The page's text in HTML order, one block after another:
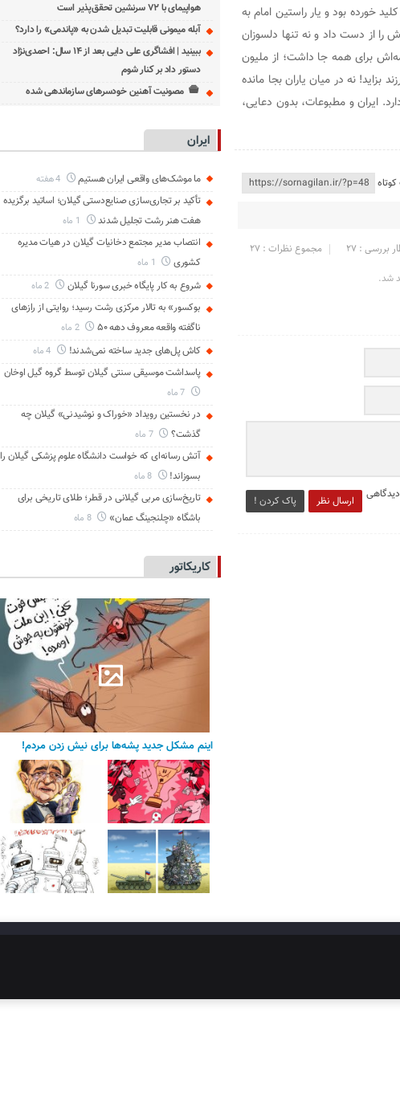
خورده بود و یار راستین امام به
از دست داد و نه تنها دلسوزان
برای همه جا داشت؛ از ملیون
بزاید! نه در میان یاران بجا مانده
ایران و مطبوعات، بدون دعایی،
مجموع نظرات : 27 بررسی : 27
شد.
ارسال نظر پاک کردن !
هواپیمای با ۷۲ سرنشین تحقق‌پذیر است
آبله میمونی قابلیت تبدیل شدن به «پاندمی» را دارد؟
ببینید | افشاگری علی دایی بعد از ۱۴ سال: احمدی‌نژاد
دستور داد بر کنار شوم
مصونیت آهنین خودسرهای سازماندهی شده
ایران
ما موشک‌های واقعی ایران هستیم 4 هفته
تأکید بر تجاری‌سازی صنایع‌دستی گیلان؛ اساتید برگزیده
هفت هنر رشت تجلیل شدند
انتصاب مدیر مجتمع دخانیات گیلان در هیات مدیره
کشوری
شروع به کار پایگاه خبری سورنا گیلان
بوکسور» به تالار مرکزی رشت رسید؛ روایتی از رازهای
ناگفته واقعه معروف دهه ۵۰
2 ماه
کاش پل‌های جدید ساخته نمی‌شدند!
پاسداشت موسیقی سنتی گیلان توسط گروه گیل اوخان
در نخستین رویداد «خوراک و نوشیدنی» گیلان چه
گذشت؟
7 ماه
آتش رسانه‌ای که خواست دانشگاه علوم پزشکی گیلان را
بسوزاند!
8 ماه
تاریخ‌سازی مربی گیلانی در قطر؛ طلای تاریخی برای
باشگاه «چلنجینگ عمان»
8 ماه
کاریکاتور
اینم مشکل جدید پشه‌ها برای نیش زدن مردم!